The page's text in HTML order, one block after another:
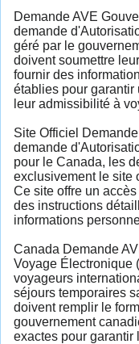
Demande AVE
demande
géré par le
doivent soumettre
fournir des
établies pour garantir
leur admissibilité à
Site Officiel
demande
pour le Canada, les
exclusivement le site
Ce site offre un
des instructions
informations
Canada Demande
Voyage Électronique
voyageurs
séjours temporaires
doivent remplir le
gouvernement
exactes pour garantir